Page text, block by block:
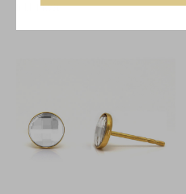
Inkl. MwSt.